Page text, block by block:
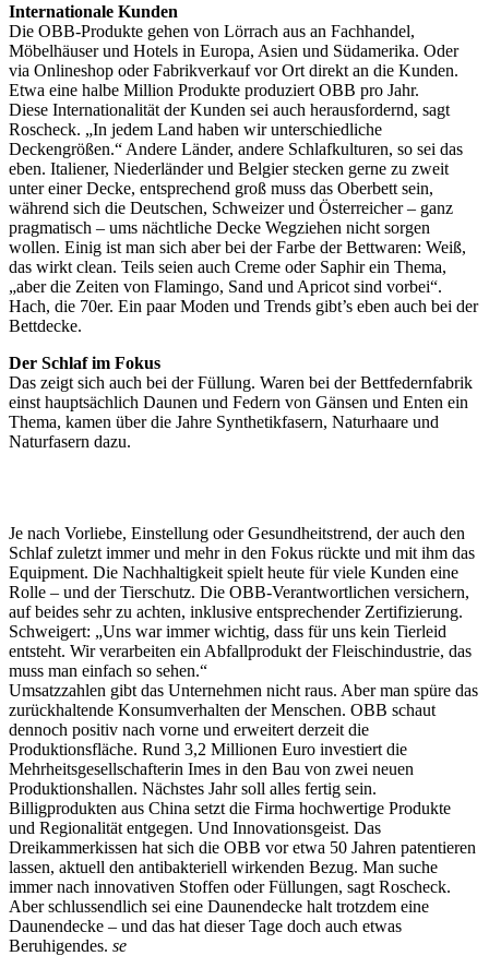
Internationale Kunden
Die OBB-Produkte gehen von Lörrach aus an Fachhandel,
Möbelhäuser und Hotels in Europa, Asien und Südamerika. Oder
via Onlineshop oder Fabrikverkauf vor Ort direkt an die Kunden.
Etwa eine halbe Million Produkte produziert OBB pro Jahr.
Diese Internationalität der Kunden sei auch herausfordernd, sagt
Roscheck. „In jedem Land haben wir unterschiedliche
Deckengrößen.“ Andere Länder, andere Schlafkulturen, so sei das
eben. Italiener, Niederländer und Belgier stecken gerne zu zweit
unter einer Decke, entsprechend groß muss das Oberbett sein,
während sich die Deutschen, Schweizer und Österreicher – ganz
pragmatisch – ums nächtliche Decke Wegziehen nicht sorgen
wollen. Einig ist man sich aber bei der Farbe der Bettwaren: Weiß,
das wirkt clean. Teils seien auch Creme oder Saphir ein Thema,
„aber die Zeiten von Flamingo, Sand und Apricot sind vorbei“.
Hach, die 70er. Ein paar Moden und Trends gibt’s eben auch bei der
Bettdecke.
Der Schlaf im Fokus
Das zeigt sich auch bei der Füllung. Waren bei der Bettfedernfabrik
einst hauptsächlich Daunen und Federn von Gänsen und Enten ein
Thema, kamen über die Jahre Synthetikfasern, Naturhaare und
Naturfasern dazu.
Je nach Vorliebe, Einstellung oder Gesundheitstrend, der auch den
Schlaf zuletzt immer und mehr in den Fokus rückte und mit ihm das
Equipment. Die Nachhaltigkeit spielt heute für viele Kunden eine
Rolle – und der Tierschutz. Die OBB-Verantwortlichen versichern,
auf beides sehr zu achten, inklusive entsprechender Zertifizierung.
Schweigert: „Uns war immer wichtig, dass für uns kein Tierleid
entsteht. Wir verarbeiten ein Abfallprodukt der Fleischindustrie, das
muss man einfach so sehen.“
Umsatzzahlen gibt das Unternehmen nicht raus. Aber man spüre das
zurückhaltende Konsumverhalten der Menschen. OBB schaut
dennoch positiv nach vorne und erweitert derzeit die
Produktionsfläche. Rund 3,2 Millionen Euro investiert die
Mehrheitsgesellschafterin Imes in den Bau von zwei neuen
Produktionshallen. Nächstes Jahr soll alles fertig sein.
Billigprodukten aus China setzt die Firma hochwertige Produkte
und Regionalität entgegen. Und Innovationsgeist. Das
Dreikammerkissen hat sich die OBB vor etwa 50 Jahren patentieren
lassen, aktuell den antibakteriell wirkenden Bezug. Man suche
immer nach innovativen Stoffen oder Füllungen, sagt Roscheck.
Aber schlussendlich sei eine Daunendecke halt trotzdem eine
Daunendecke – und das hat dieser Tage doch auch etwas
Beruhigendes. se